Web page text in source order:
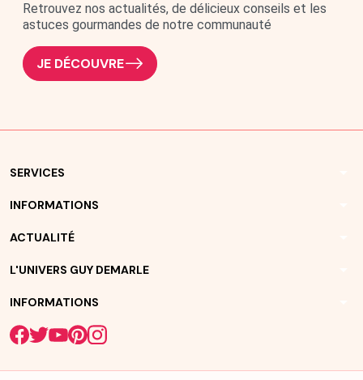
Retrouvez nos actualités, de délicieux conseils et les
astuces gourmandes de notre communauté
JE DÉCOUVRE
SERVICES
INFORMATIONS
ACTUALITÉ
L'UNIVERS GUY DEMARLE
INFORMATIONS